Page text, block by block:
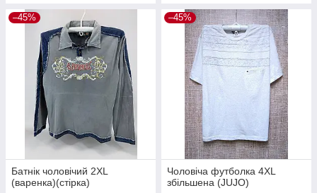
–45%
Батнік чоловічий 2XL
(варенка)(стірка)
–45%
Чоловіча футболка 4XL
збільшена (JUJO)